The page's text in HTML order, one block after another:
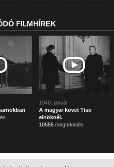
FILMHÍREK
1940. január
A magyar követ Tiso
elnöknél.
10555megtekintés